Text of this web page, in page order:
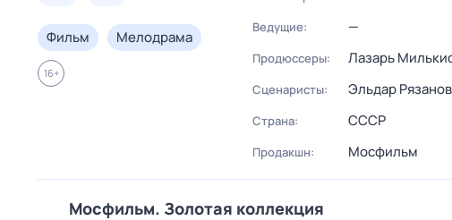
Фильм Мелодрама
16+
Ведущие: —
Продюссеры: Лазарь
Сценаристы: Эльдар
Страна: СССР
Продакшн: Мосфильм
Мосфильм. Золотая коллекция